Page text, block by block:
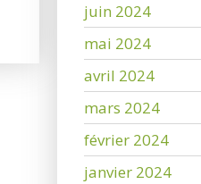
juin 2024
mai 2024
avril 2024
mars 2024
février 2024
janvier 2024